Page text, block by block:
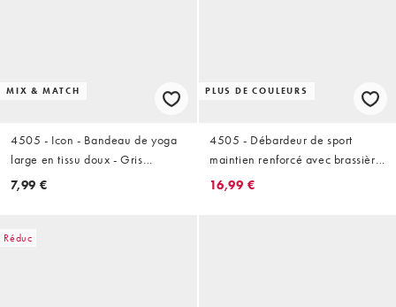
MIX & MATCH
4505 - Icon - Bandeau de yoga
large en tissu doux - Gris
tempête
7,99 €
PLUS DE COULEURS
4505 - Débardeur de sport
maintien renforcé avec brassière
intégrée et bretelles réglables -
16,99 €
Réduc